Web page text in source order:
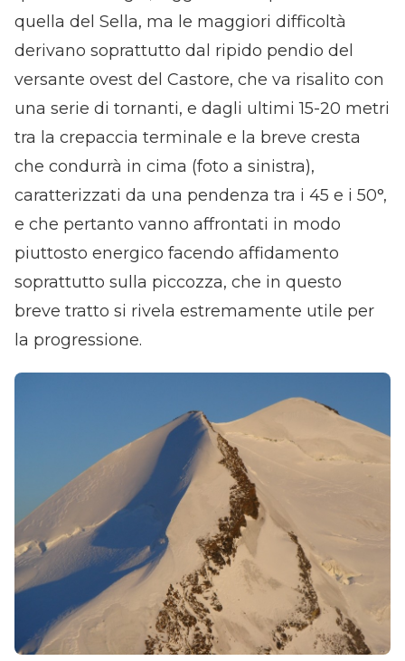
quella del Sella, ma le maggiori difficoltà
derivano soprattutto dal ripido pendio del
versante ovest del Castore, che va risalito con
una serie di tornanti, e dagli ultimi 15-20 metri
tra la crepaccia terminale e la breve cresta
che condurrà in cima (foto a sinistra),
caratterizzati da una pendenza tra i 45 e i 50°,
e che pertanto vanno affrontati in modo
piuttosto energico facendo affidamento
soprattutto sulla piccozza, che in questo
breve tratto si rivela estremamente utile per
la progressione.